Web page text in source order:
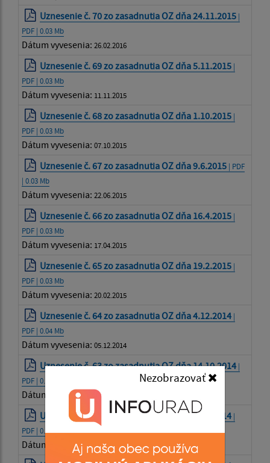
Nezobrazovať
Uznesenie č. 70 zo zasadnutia OZ dňa 24.11.2015 |
PDF | 0.03 Mb
Dátum vyvesenia: 26.02.2016
Uznesenie č. 69 zo zasadnutia OZ dňa 5.11.2015 |
PDF | 0.03 Mb
Dátum vyvesenia: 11.11.2015
Uznesenie č. 68 zo zasadnutia OZ dňa 1.10.2015 |
PDF | 0.03 Mb
Dátum vyvesenia: 07.10.2015
Uznesenie č. 67 zo zasadnutia OZ dňa 9.6.2015 | PDF
| 0.03 Mb
Dátum vyvesenia: 22.06.2015
Uznesenie č. 66 zo zasadnutia OZ dňa 16.4.2015 |
PDF | 0.03 Mb
Dátum vyvesenia: 17.04.2015
Uznesenie č. 65 zo zasadnutia OZ dňa 19.2.2015 |
PDF | 0.03 Mb
Dátum vyvesenia: 20.02.2015
Uznesenie č. 64 zo zasadnutia OZ dňa 4.12.2014 |
PDF | 0.04 Mb
Dátum vyvesenia: 05.12.2014
Uznesenie č. 63 zo zasadnutia OZ dňa 14.10.2014 |
PDF | 0.04 Mb
Dátum vyvesenia: 23.10.2014
Uznesenie č. 62 zo zasadnutia OZ dňa 26.8.2014 |
PDF | 0.04 Mb
Dátum vyvesenia:27.08.2014